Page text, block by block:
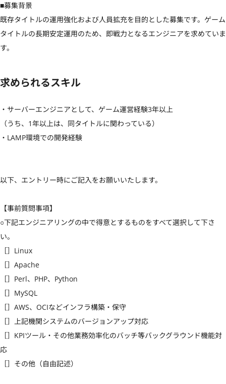
■募集背景
既存タイトルの運用強化および人員拡充を目的とした募集です。ゲーム
タイトルの長期安定運用のため、即戦力となるエンジニアを求めていま
す。
求められるスキル
・サーバーエンジニアとして、ゲーム運営経験3年以上
（うち、1年以上は、同タイトルに関わっている）
・LAMP環境での開発経験
以下、エントリー時にご記入をお願いいたします。
【事前質問事項】
○下記エンジニアリングの中で得意とするものをすべて選択して下さ
い。
［］Linux
［］Apache
［］Perl、PHP、Python
［］MySQL
［］AWS、OCIなどインフラ構築・保守
［］上記機関システムのバージョンアップ対応
［］KPIツール・その他業務効率化のバッチ等バックグラウンド機能対
応
［］その他（自由記述）